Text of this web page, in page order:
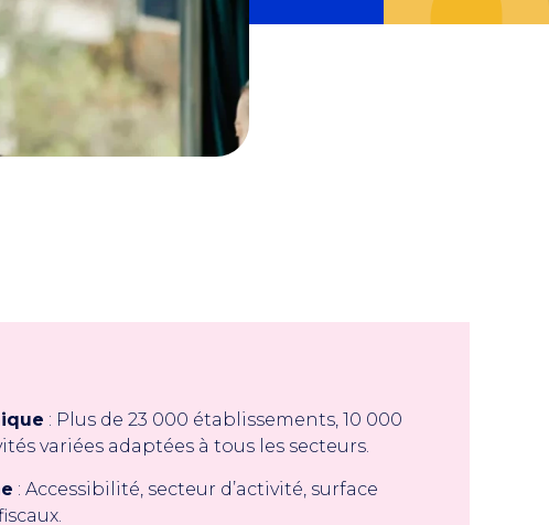
: Plus de 23 000 établissements, 10 000
variées adaptées à tous les secteurs.
: Accessibilité, secteur d’activité, surface